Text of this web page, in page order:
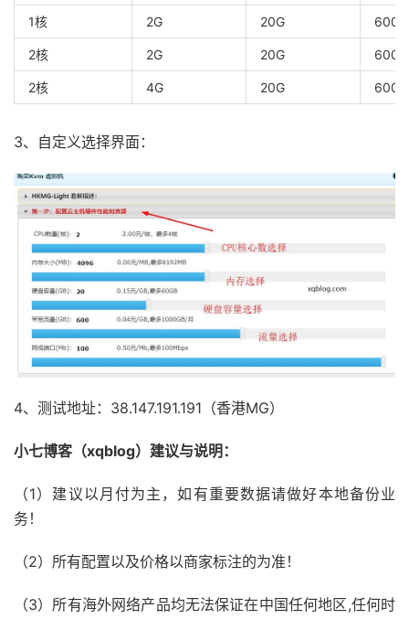
1核 2G 20G 600G
2核 2G 20G 600G
2核 4G 20G 600G
3、自定义选择界面：
4、测试地址：38.147.191.191（香港MG）
小七博客（xqblog）建议与说明：
（1）建议以月付为主，如有重要数据请做好本地备份业
务！
（2）所有配置以及价格以商家标注的为准！
（3）所有海外网络产品均无法保证在中国任何地区,任何时